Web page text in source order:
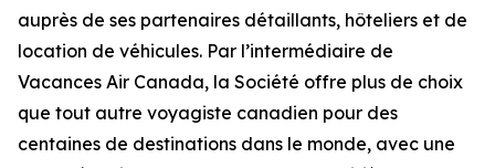
auprès de ses partenaires détaillants, hôteliers et de
location de véhicules. Par l’intermédiaire de
Vacances Air Canada, la Société offre plus de choix
que tout autre voyagiste canadien pour des
centaines de destinations dans le monde, avec une